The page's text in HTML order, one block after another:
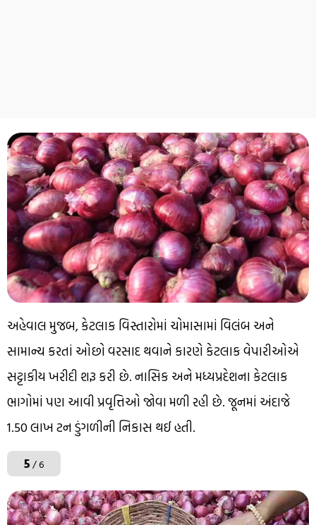
અહેવાલ મુજબ, કેટલાક વિસ્તારોમાં ચોમાસામાં વિલંબ અને
સામાન્ય કરતાં ઓછો વરસાદ થવાને કારણે કેટલાક વેપારીઓએ
સટ્ટાકીય ખરીદી શરૂ કરી છે. નાસિક અને મધ્યપ્રદેશના કેટલાક
ભાગોમાં પણ આવી પ્રવૃત્તિઓ જોવા મળી રહી છે. જૂનમાં અંદાજે
1.50 લાખ ટન ડુંગળીની નિકાસ થઈ હતી.
5/ 6